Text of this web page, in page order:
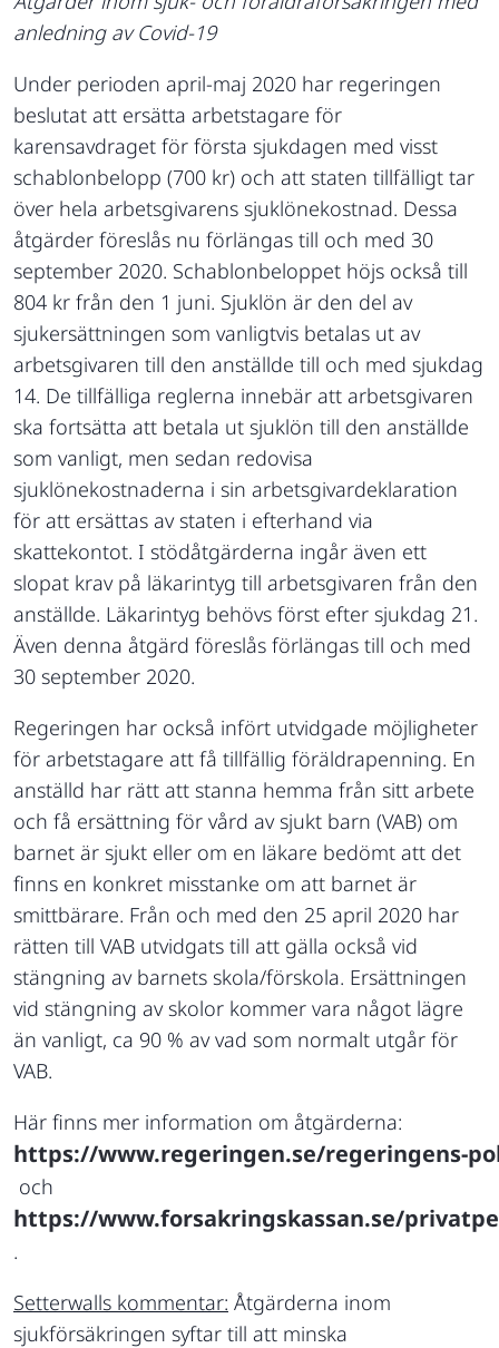
anledning av Covid-19
Under perioden april-maj 2020 har regeringen
beslutat att ersätta arbetstagare för
karensavdraget för första sjukdagen med visst
schablonbelopp (700 kr) och att staten tillfälligt tar
över hela arbetsgivarens sjuklönekostnad. Dessa
åtgärder föreslås nu förlängas till och med 30
september 2020. Schablonbeloppet höjs också till
804 kr från den 1 juni. Sjuklön är den del av
sjukersättningen som vanligtvis betalas ut av
arbetsgivaren till den anställde till och med sjukdag
14. De tillfälliga reglerna innebär att arbetsgivaren
ska fortsätta att betala ut sjuklön till den anställde
som vanligt, men sedan redovisa
sjuklönekostnaderna i sin arbetsgivardeklaration
för att ersättas av staten i efterhand via
skattekontot. I stödåtgärderna ingår även ett
slopat krav på läkarintyg till arbetsgivaren från den
anställde. Läkarintyg behövs först efter sjukdag 21.
Även denna åtgärd föreslås förlängas till och med
30 september 2020.
Regeringen har också infört utvidgade möjligheter
för arbetstagare att få tillfällig föräldrapenning. En
anställd har rätt att stanna hemma från sitt arbete
och få ersättning för vård av sjukt barn (VAB) om
barnet är sjukt eller om en läkare bedömt att det
finns en konkret misstanke om att barnet är
smittbärare. Från och med den 25 april 2020 har
rätten till VAB utvidgats till att gälla också vid
stängning av barnets skola/förskola. Ersättningen
vid stängning av skolor kommer vara något lägre
än vanligt, ca 90 % av vad som normalt utgår för
VAB.
Här finns mer information om åtgärderna:
https://www.regeringen.se/regeringens-
och
https://www.forsakringskassan.se/
.
Setterwalls kommentar: Åtgärderna inom
sjukförsäkringen syftar till att minska